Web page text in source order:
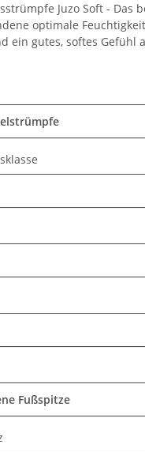
Juzo Soft - Das
optimale
ein gutes, softes Gefühl
Fußspitze